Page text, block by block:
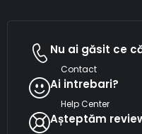
Nu ai găsit ce
Contact
Ai intrebari?
Help Center
Așteptăm